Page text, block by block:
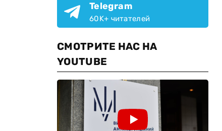
Telegram
60K+ читателей
СМОТРИТЕ НАС НА
YOUTUBE